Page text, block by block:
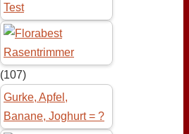
Test
(107)
Gurke, Apfel,
Banane, Joghurt = ?